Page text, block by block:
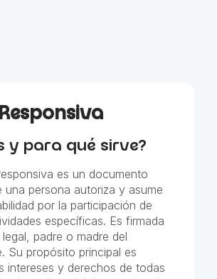
y para qué sirve?
es un documento
una persona autoriza y asume
por la participación de
específicas. Es firmada
padre o madre del
Su propósito principal es
intereses y derechos de todas